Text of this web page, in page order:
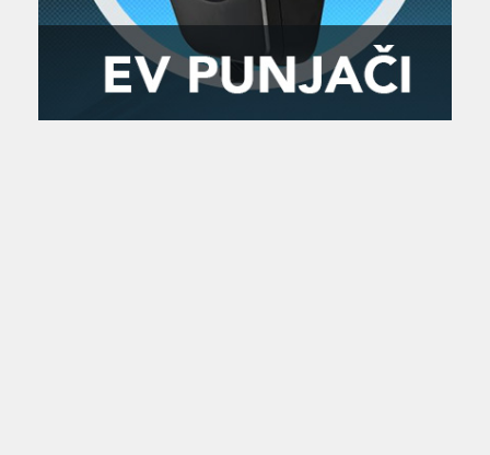
MTC - Moto Tour Croatia
Zanimljivost
Najave i noviteti